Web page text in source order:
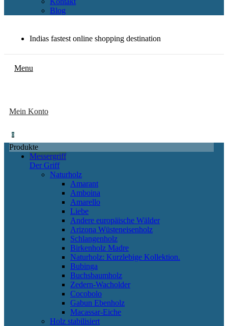
Blog
Indias fastest online shopping destination
Menu
Mein Konto
0
Produkte
Messergriff
Der Griff
Naturholz
Amarant
Amboina
Amarello
Liebe
Andere europäische Wälder
Arizona Wüsteneisenholz
Schlangenholz
Birkenholz Madre
Naturholz: Kurzlebige Kollektion.
Bubinga
Buchsbaumholz
Zedern-Wacholder
Cocobolo
Gabun Ebenholz
Macassar-Eiche
Holz stabilisiert